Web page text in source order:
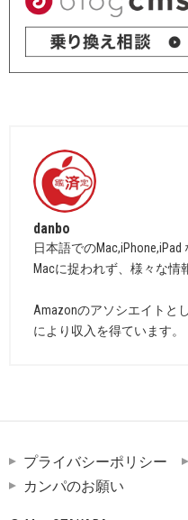
danbo
日本語での
Macに捉われず、様々な情
Amazonのアソシエイトと
により収入を得ています。
プライバシーポリシー
カンパのお願い